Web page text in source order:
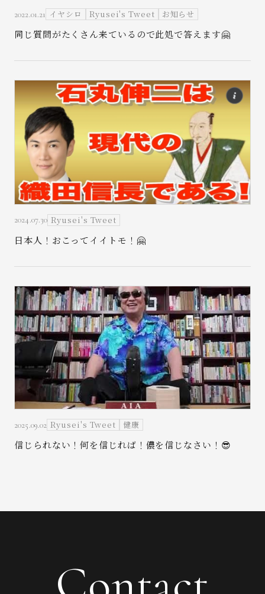
2022.01.21 イヤシロ Ryusei's Tweet お知らせ
同じ質問がたくさん来ているので此処で答えます🤗
2024.07.30 Ryusei's Tweet
日本人！おこってイイトモ！🤗
2025.09.02 Ryusei's Tweet 健康
信じられない！何を信じれば！儂を信じなさい！😎